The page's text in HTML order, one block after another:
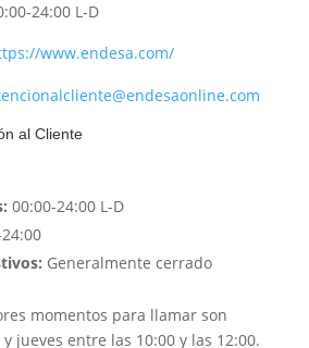
24:00 L-D
www.endesa.com/
al Cliente
00:00-24:00 L-D
Generalmente cerrado
momentos para llamar son
jueves entre las 10:00 y las 12:00.